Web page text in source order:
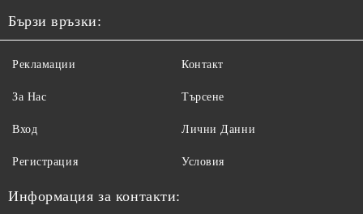
Бързи връзки:
Рекламации
За Нас
Вход
Регистрация
Контакт
Търсене
Лични Данни
Условия
Информация за контакти: